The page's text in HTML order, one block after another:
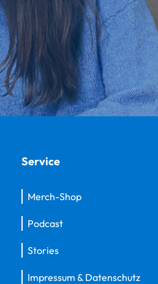
Service
Merch-Shop
Podcast
Stories
Impressum & Datenschutz